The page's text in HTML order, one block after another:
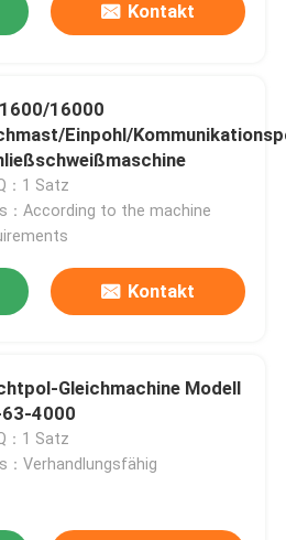
Kontakt
16000
Einpohl/
：1 Satz
：According to the machine
Kontakt
Gleichmachine Modell
4000
：1 Satz
：Verhandlungsfähig